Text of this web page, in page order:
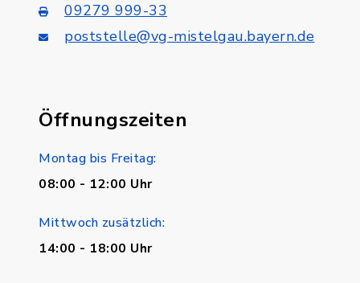
09279 999-33
poststelle@vg-mistelgau.bayern.de
Öffnungszeiten
Montag bis Freitag:
08:00 - 12:00 Uhr
Mittwoch zusätzlich:
14:00 - 18:00 Uhr